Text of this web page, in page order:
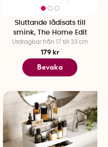
Sluttande lådisats till
smink, The Home Edit
Utdragbar från 17 till 33 cm
179 kr
Bevaka